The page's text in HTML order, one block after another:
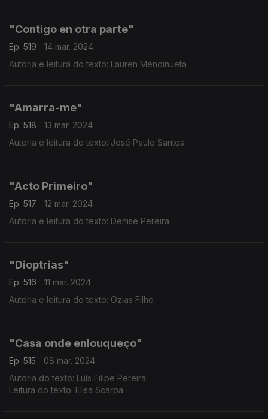
"Contigo en otra parte"
Ep. 519
14 mar. 2024
Autoria e leitura do texto: Lauren Mendinueta
"Amarra-me"
Ep. 518
13 mar. 2024
Autoria e leitura do texto: José Paulo Santos
"Acto Primeiro"
Ep. 517
12 mar. 2024
Autoria e leitura do texto: Denise Pereira
"Dioptrias"
Ep. 516
11 mar. 2024
Autoria e leitura do texto: Ozias Filho
"Casa onde enlouqueço"
Ep. 515
08 mar. 2024
Autoria do texto: Luís Filipe Pereira
Leitura do texto: Elisa Scarpa